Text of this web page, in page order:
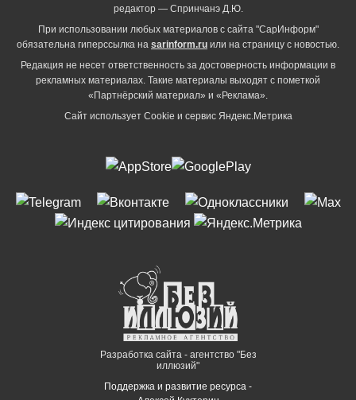
редактор — Спринчанэ Д.Ю.
При использовании любых материалов с сайта "СарИнформ"
обязательна гиперссылка на sarinform.ru или на страницу с новостью.
Редакция не несет ответственность за достоверность информации в
рекламных материалах. Такие материалы выходят с пометкой
«Партнёрский материал» и «Реклама».
Сайт использует Cookie и сервиc Яндекс.Метрика
Разработка сайта - агентство "Без
иллюзий"
Поддержка и развитие ресурса -